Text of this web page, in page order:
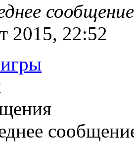
сообщение
2015, 22:52